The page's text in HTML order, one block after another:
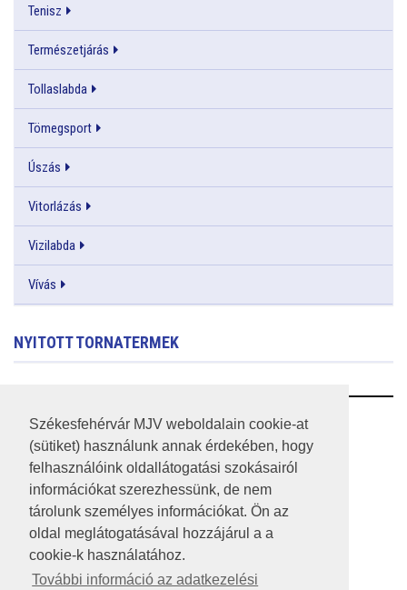
Székesfehérvár MJV weboldalain cookie-at
(sütiket) használunk annak érdekében, hogy
felhasználóink oldallátogatási szokásairól
információkat szerezhessünk, de nem
tárolunk személyes információkat. Ön az
oldal meglátogatásával hozzájárul a a
cookie-k használatához.
További információ az adatkezelési
Tenisz
Természetjárás
Tollaslabda
Tömegsport
Úszás
Vitorlázás
Vizilabda
Vívás
NYITOTT TORNATERMEK
RSS
A HONLAP 2017.03.31-I ÁLLAPOTA
JOGI NYILATKOZAT
IMPRESSZUM